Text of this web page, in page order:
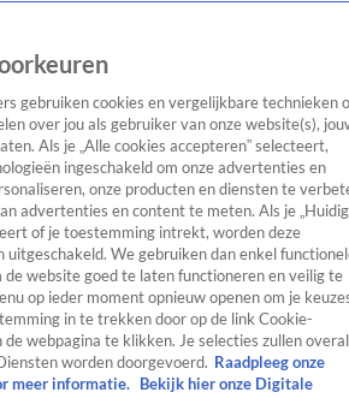
Entertainment TV Algemeen
Tip
SpraakmakendRealityCrimeVideo's
gebruiken cookies en vergelijkbare technieken
over jou als gebruiker van onze website(s),
Als je „Alle cookies accepteren” selecteert,
ingeschakeld om onze advertenties en
onze producten en diensten te
advertenties en content te meten. Als je
of je toestemming intrekt, worden deze
uitgeschakeld. We gebruiken dan enkel
de website goed te laten functioneren en veilig te
op ieder moment opnieuw openen om je
in te trekken door op de link Cookie-
webpagina te klikken. Je selecties zullen overal
worden doorgevoerd. Raadpleeg onze
meer informatie.
Bekijk hier onze Digitale